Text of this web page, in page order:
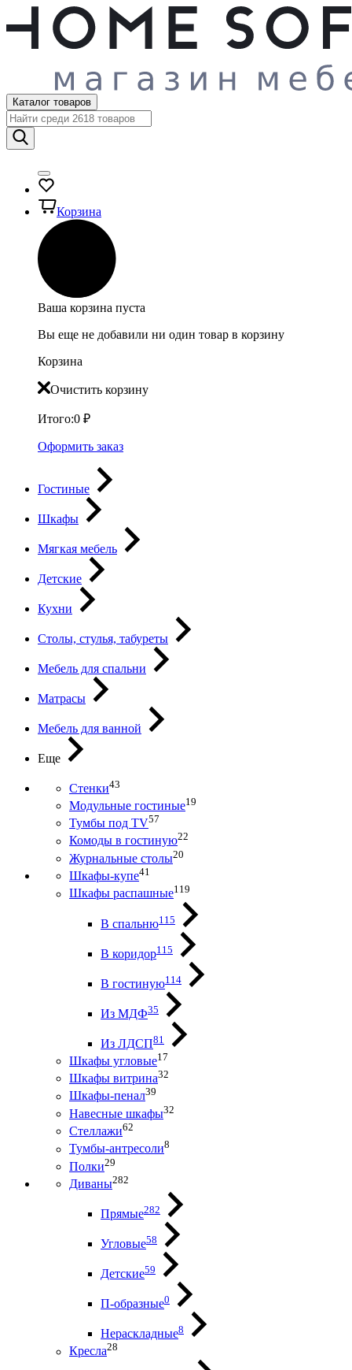
Каталог товаров
Корзина
Ваша корзина пуста
Вы еще не добавили ни один товар в корзину
Корзина
Очистить корзину
Итого:0 ₽
Оформить заказ
Гостиные
Шкафы
Мягкая мебель
Детские
Кухни
Столы, стулья, табуреты
Мебель для спальни
Матрасы
Мебель для ванной
Еще
Стенки43
Модульные гостиные19
Тумбы под ТV57
Комоды в гостиную22
Журнальные столы20
Шкафы-купе41
Шкафы распашные119
В спальню115
В коридор115
В гостиную114
Из МДФ35
Из ЛДСП81
Шкафы угловые17
Шкафы витрина32
Шкафы-пенал39
Навесные шкафы32
Стеллажи62
Тумбы-антресоли8
Полки29
Диваны282
Прямые282
Угловые58
Детские59
П-образные0
Нераскладные8
Кресла28